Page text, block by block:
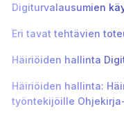
Digiturvalausumien
Eri tavat tehtävien
Häiriöiden hallinta
Häiriöiden hallinta:
työntekijöille